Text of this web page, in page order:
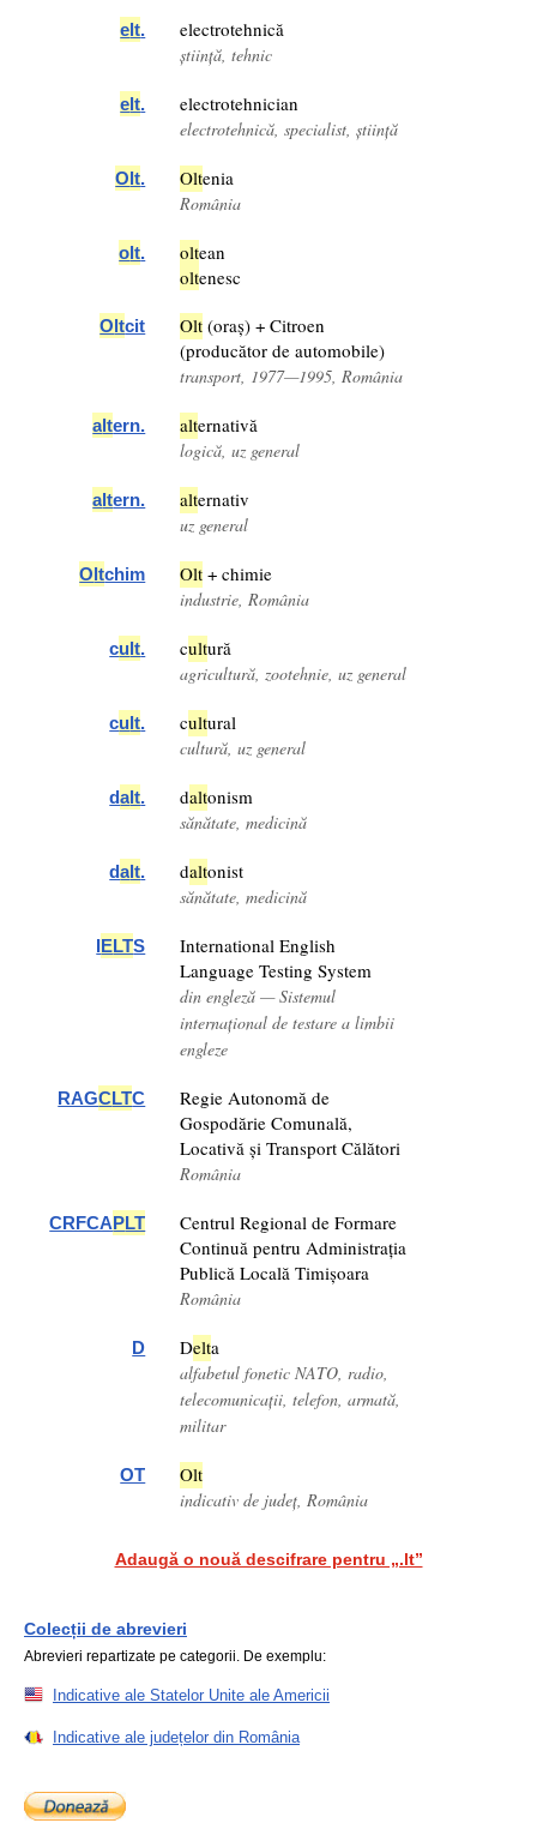
elt. electrotehnică
știință, tehnic
elt. electrotehnician
electrotehnică, specialist, știință
Olt. Oltenia
România
olt. oltean
oltenesc
Oltcit Olt (oraș) + Citroen
(producător de automobile)
transport, 1977—1995, România
altern. alternativă
logică, uz general
altern. alternativ
uz general
Oltchim Olt + chimie
industrie, România
cult. cultură
agricultură, zootehnie, uz general
cult. cultural
cultură, uz general
dalt. daltonism
sănătate, medicină
dalt. daltonist
sănătate, medicină
IELTS
International English
Language Testing System
din engleză — Sistemul
internațional de testare a limbii
engleze
RAGCLTC
Regie Autonomă de
Gospodărie Comunală,
Locativă și Transport Călători
România
CRFCAPLT
Centrul Regional de Formare
Continuă pentru Administrația
Publică Locală Timișoara
România
D Delta
alfabetul fonetic NATO, radio,
telecomunicații, telefon, armată,
militar
OT Olt
indicativ de județ, România
Adaugă o nouă descifrare pentru „.lt”
Colecții de abrevieri
Abrevieri repartizate pe categorii. De exemplu:
Indicative ale Statelor Unite ale Americii
Indicative ale județelor din România